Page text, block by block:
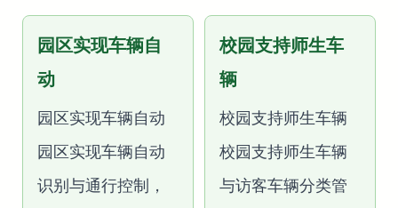
园区实现车辆自
动
园区实现车辆自动
园区实现车辆自动
识别与通行控制，
校园支持师生车
辆
校园支持师生车辆
校园支持师生车辆
与访客车辆分类管